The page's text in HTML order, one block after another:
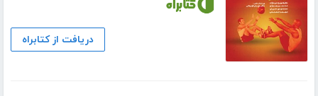
دریافت از کتابراه